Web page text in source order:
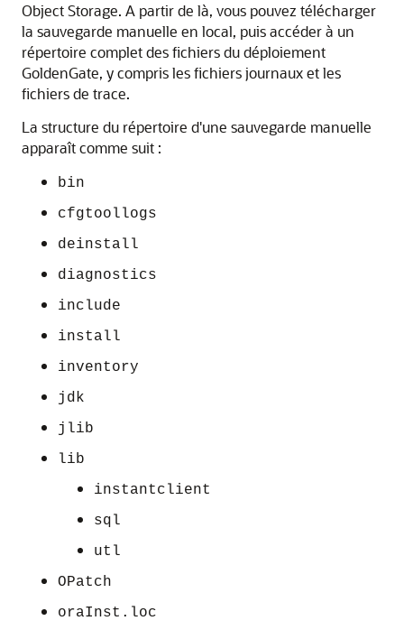
Object Storage. A partir de là, vous pouvez télécharger
la sauvegarde manuelle en local, puis accéder à un
répertoire complet des fichiers du déploiement
GoldenGate, y compris les fichiers journaux et les
fichiers de trace.
La structure du répertoire d'une sauvegarde manuelle
apparaît comme suit :
bin
cfgtoollogs
deinstall
diagnostics
include
install
inventory
jdk
jlib
lib
instantclient
sql
utl
OPatch
oraInst.loc